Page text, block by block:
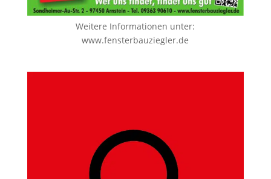
Weitere Informationen unter:
www.fensterbauziegler.de